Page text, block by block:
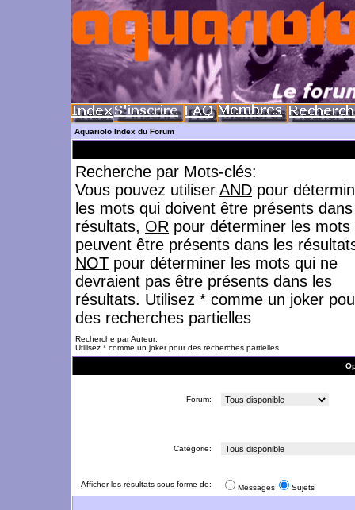
Aquariolo Index du Forum
Recherche par Mots-clés:
Vous pouvez utiliser AND pour
les mots qui doivent être présents
résultats, OR pour déterminer les mots
peuvent être présents dans les
NOT pour déterminer les mots qui ne
devraient pas être présents dans les
résultats. Utilisez * comme un joker
des recherches partielles
Recherche par Auteur:
Utilisez * comme un joker pour des recherches partielles
Forum:
Catégorie:
Afficher les résultats sous forme de: Messages Sujets